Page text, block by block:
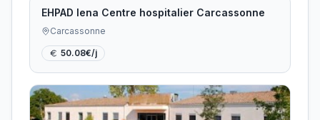
EHPAD Iena Centre hospitalier Carcassonne
Carcassonne
50.08€/j